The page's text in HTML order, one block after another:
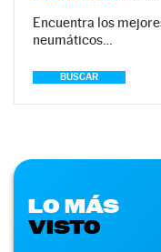
Encuentra los
neumáticos…
BUSCAR
LO MÁS
VISTO